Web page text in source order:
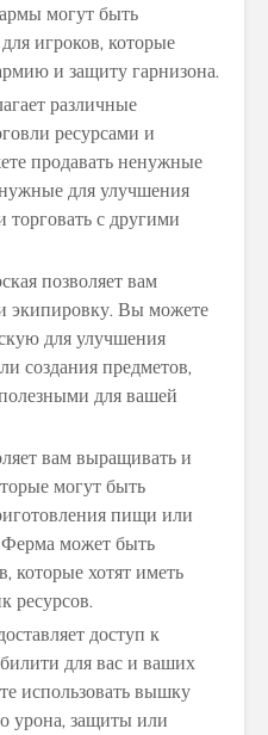
могут быть
игроков, которые
и защиту гарнизона.
различные
ресурсами и
продавать ненужные
для улучшения
торговать с другими
позволяет вам
экипировку. Вы можете
для улучшения
создания предметов,
для вашей
вам выращивать и
могут быть
пищи или
Ферма может быть
которые хотят иметь
ресурсов.
доступ к
для вас и ваших
использовать вышку
урона, защиты или